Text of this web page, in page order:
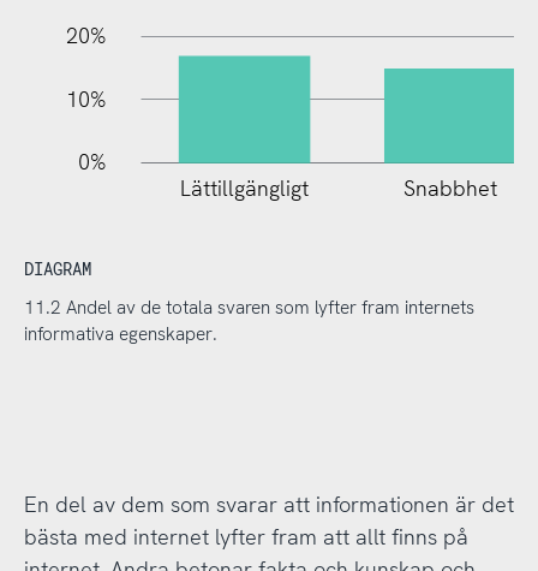
20%
10%
0%
Lättillgängligt Snabbhet
DIAGRAM
11.2 Andel av de totala svaren som lyfter fram internets
informativa egenskaper.
En del av dem som svarar att informationen är det
bästa med internet lyfter fram att allt finns på